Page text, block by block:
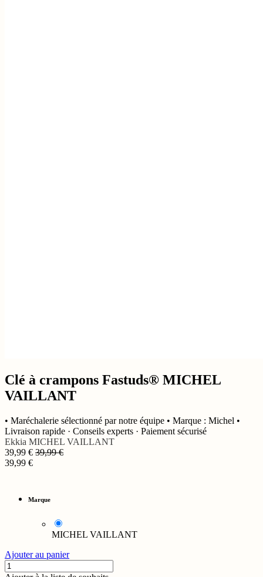
Clé à crampons Fastuds® MICHEL
VAILLANT
• Maréchalerie sélectionné par notre équipe • Marque : Michel •
Livraison rapide · Conseils experts · Paiement sécurisé
Ekkia MICHEL VAILLANT
39,99 € 39,99€
39,99 €
Marque
MICHEL VAILLANT
Ajouter au panier